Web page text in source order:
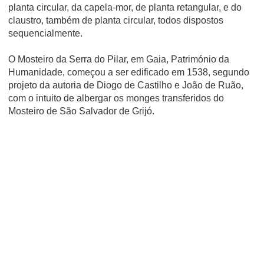
planta circular, da capela-mor, de planta retangular, e do
claustro, também de planta circular, todos dispostos
sequencialmente.
O Mosteiro da Serra do Pilar, em Gaia, Património da
Humanidade, começou a ser edificado em 1538, segundo
projeto da autoria de Diogo de Castilho e João de Ruão,
com o intuito de albergar os monges transferidos do
Mosteiro de São Salvador de Grijó.